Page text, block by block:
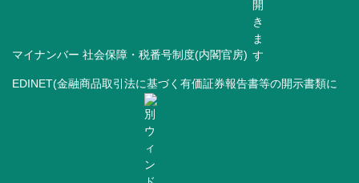
マイナンバー 社会保障・税番号制度(内閣官房)
EDINET(金融商品取引法に基づく有価証券報告書等の開示書類に